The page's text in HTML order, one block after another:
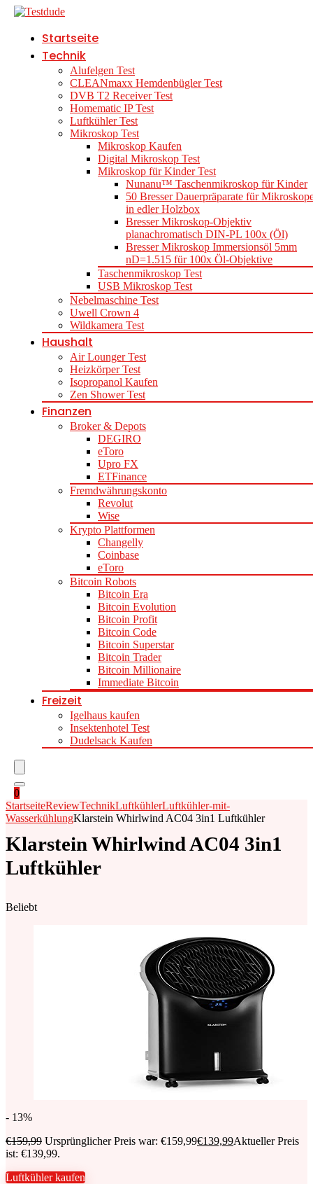
Startseite
Technik
Alufelgen Test
CLEANmaxx Hemdenbügler Test
DVB T2 Receiver Test
Homematic IP Test
Luftkühler Test
Mikroskop Test
Mikroskop Kaufen
Digital Mikroskop Test
Mikroskop für Kinder Test
Nunanu™ Taschenmikroskop für Kinder
50 Bresser Dauerpräparate für
in edler Holzbox
Bresser Mikroskop-Objektiv
planachromatisch DIN-PL 100x (Öl)
Bresser Mikroskop Immersionsöl 5mm
nD=1.515 für 100x Öl-Objektive
Taschenmikroskop Test
USB Mikroskop Test
Nebelmaschine Test
Uwell Crown 4
Wildkamera Test
Haushalt
Air Lounger Test
Heizkörper Test
Isopropanol Kaufen
Zen Shower Test
Finanzen
Broker & Depots
DEGIRO
eToro
Upro FX
ETFinance
Fremdwährungskonto
Revolut
Wise
Krypto Plattformen
Changelly
Coinbase
eToro
Bitcoin Robots
Bitcoin Era
Bitcoin Evolution
Bitcoin Profit
Bitcoin Code
Bitcoin Superstar
Bitcoin Trader
Bitcoin Millionaire
Immediate Bitcoin
Freizeit
Igelhaus kaufen
Insektenhotel Test
Dudelsack Kaufen
0
StartseiteReviewTechnikLuftkühlerLuftkühler-mit-
WasserkühlungKlarstein Whirlwind AC04 3in1 Luftkühler
Klarstein Whirlwind AC04 3in1
Luftkühler
Beliebt
- 13%
€159,99 Ursprünglicher Preis war: €159,99€139,99Aktueller Preis
ist: €139,99.
Luftkühler kaufen